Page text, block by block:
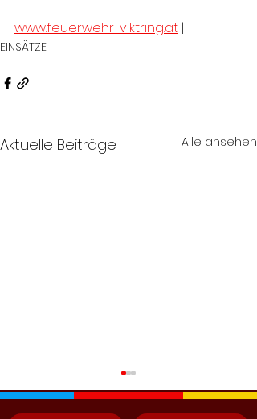
www.feuerwehr-viktring.at |
EINSÄTZE
Aktuelle Beiträge Alle ansehen